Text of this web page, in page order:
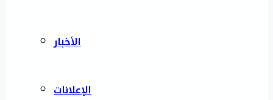
الأخبار
الإعلانات